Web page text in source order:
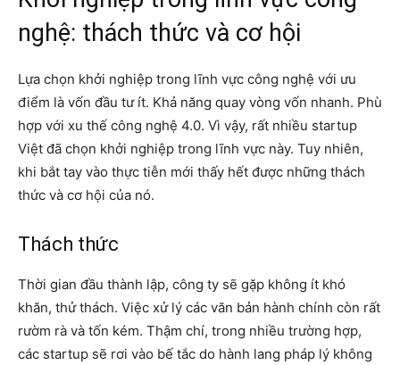
nghệ: thách thức và cơ hội
Lựa chọn khởi nghiệp trong lĩnh vực công nghệ với ưu
điểm là vốn đầu tư ít. Khả năng quay vòng vốn nhanh. Phù
hợp với xu thế công nghệ 4.0. Vì vậy, rất nhiều startup
Việt đã chọn khởi nghiệp trong lĩnh vực này. Tuy nhiên,
khi bắt tay vào thực tiễn mới thấy hết được những thách
thức và cơ hội của nó.
Thách thức
Thời gian đầu thành lập, công ty sẽ gặp không ít khó
khăn, thử thách. Việc xử lý các văn bản hành chính còn rất
rườm rà và tốn kém. Thậm chí, trong nhiều trường hợp,
các startup sẽ rơi vào bế tắc do hành lang pháp lý không